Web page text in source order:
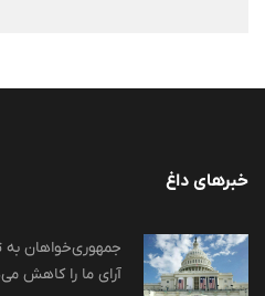
خبرهای داغ
جمهوری‌خواهان به
آرای ما را کاهش